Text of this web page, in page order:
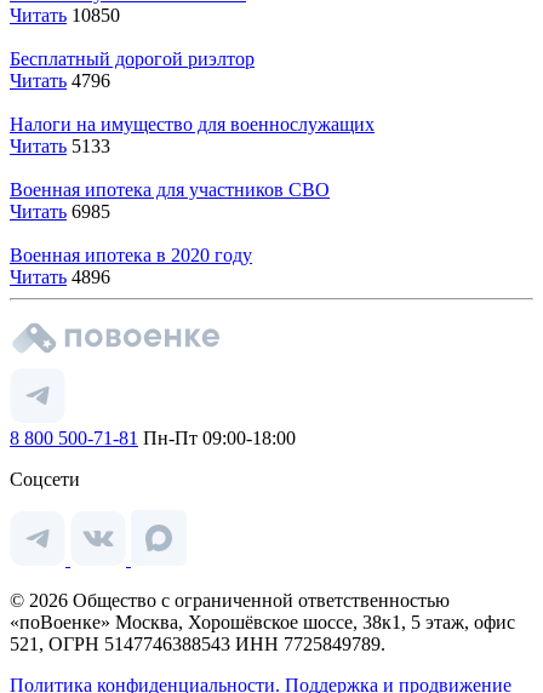
Читать 10850
Бесплатный дорогой риэлтор
Читать 4796
Налоги на имущество для военнослужащих
Читать 5133
Военная ипотека для участников СВО
Читать 6985
Военная ипотека в 2020 году
Читать 4896
8 800 500-71-81 Пн-Пт 09:00-18:00
Соцсети
© 2026 Общество с ограниченной ответственностью
«поВоенке» Москва, Хорошёвское шоссе, 38к1, 5 этаж, офис
521, ОГРН 5147746388543 ИНН 7725849789.
Политика конфиденциальности. Поддержка и продвижение